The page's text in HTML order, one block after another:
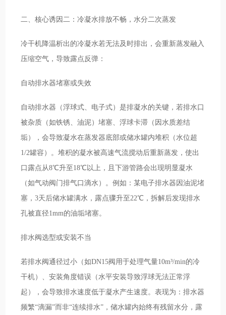
二、核心诱因二：冷凝水排放不畅，水分二次蒸发
冷干机降温析出的冷凝水若无法及时排出，会重新蒸发融入
压缩空气，导致露点反弹：
自动排水器堵塞或失效
自动排水器（浮球式、电子式）是排凝水的关键，若排水口
被杂质（如铁锈、油泥）堵塞、浮球卡滞（因水质差结
垢），会导致凝水在蒸发器底部或储水罐内堆积（水位超
1/2罐容）。堆积的凝水被高速气流搅动后重新蒸发，使出
口露点从8℃升至18℃以上，且下游管路会出现明显凝水
（如气动阀门排气口滴水）。例如：某电子排水器因油泥堵
塞，3天后储水罐满水，露点骤升至22℃，拆解后发现排水
孔被直径1mm的油垢堵塞。
排水阀选型或安装不当
若排水阀通径过小（如DN15阀用于处理气量10m³/min的冷
干机）、安装角度错误（水平安装导致浮球无法正常浮
起），会导致排水速度低于凝水产生速度。表现为：排水器
频繁“滴漏”而非“连续排水”，储水罐内始终有残留水分，露